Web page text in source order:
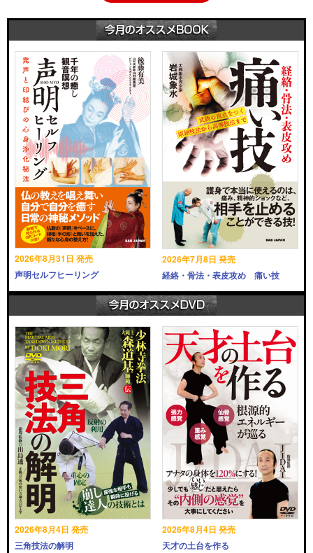
2026年8月31日 発売
声明セルフヒーリング
2026年7月8日 発売
経絡・骨法・表皮攻め 痛い技
2026年8月4日 発売
三角技法の解明
2026年8月4日 発売
天才の土台を作る